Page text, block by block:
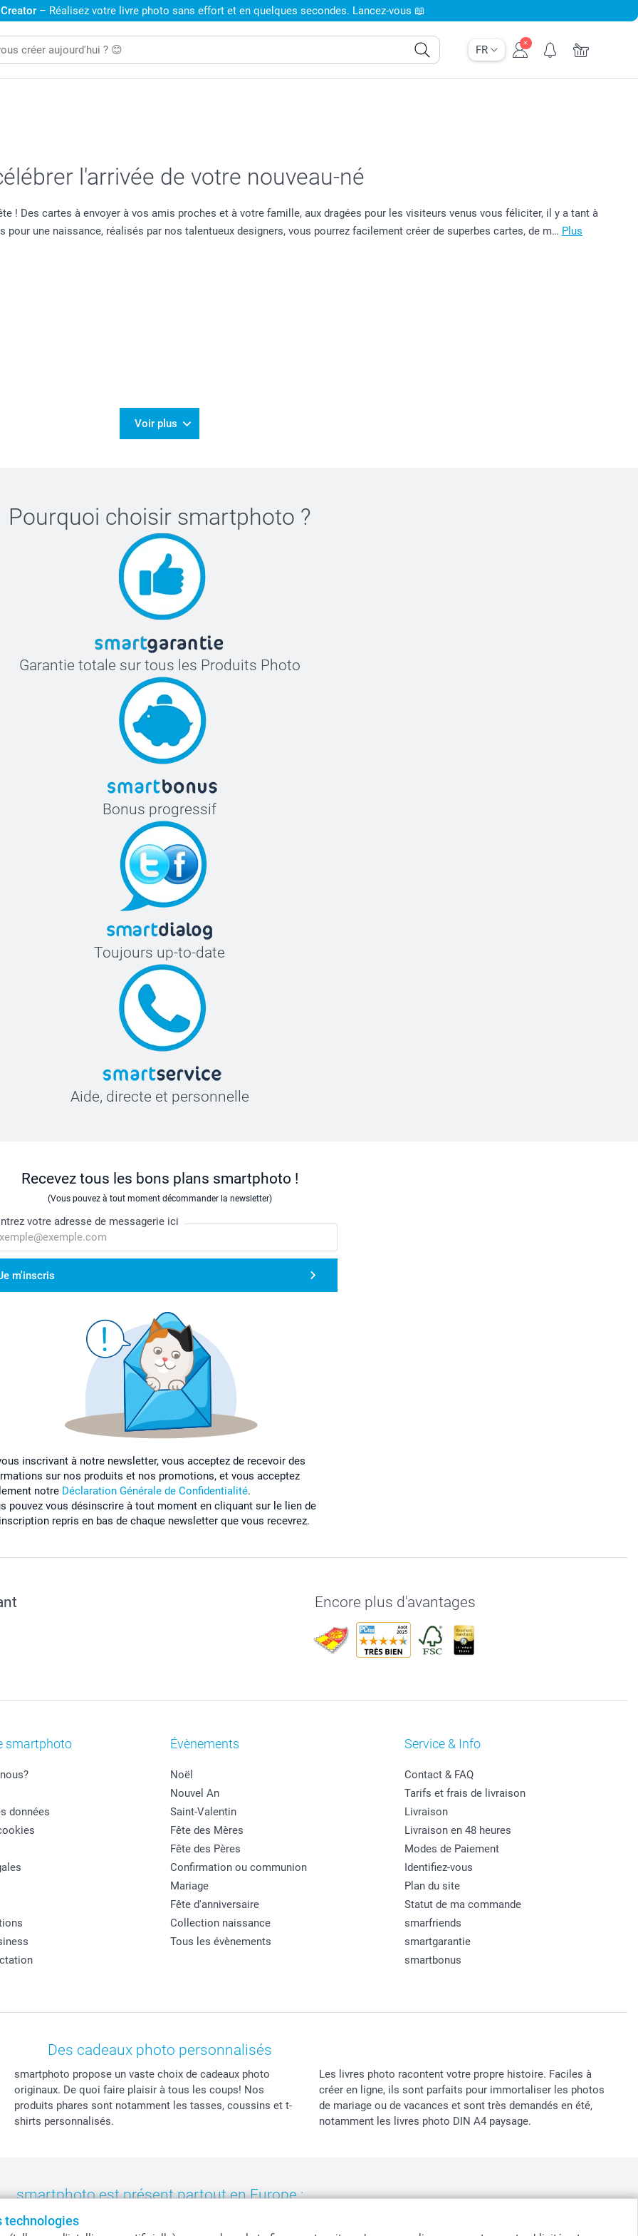
technologies
FR
– Réalisez votre livre photo sans effort et en quelques secondes. Lancez-vous 📖
l'arrivée de votre nouveau-né
! Des cartes à envoyer à vos amis proches et à votre famille, aux dragées pour les visiteurs venus vous féliciter, il y a tant à
une naissance, réalisés par nos talentueux designers, vous pourrez facilement créer de superbes cartes, de m… Plus
Voir plus
Pourquoi choisir smartphoto ?
Garantie totale sur tous les Produits Photo
Bonus progressif
Toujours up-to-date
Aide, directe et personnelle
Recevez tous les bons plans smartphoto !
(Vous pouvez à tout moment décommander la newsletter)
votre adresse de messagerie ici
m'inscris
inscrivant à notre newsletter, vous acceptez de recevoir des
sur nos produits et nos promotions, et vous acceptez
notre Déclaration Générale de Confidentialité.
pouvez vous désinscrire à tout moment en cliquant sur le lien de
repris en bas de chaque newsletter que vous recevrez.
Encore plus d'avantages
smartphoto
données
Évènements
Noël
Nouvel An
Saint-Valentin
Fête des Mères
Fête des Pères
Confirmation ou communion
Mariage
Fête d'anniversaire
Collection naissance
Tous les évènements
Service & Info
Contact & FAQ
Tarifs et frais de livraison
Livraison
Livraison en 48 heures
Modes de Paiement
Identifiez-vous
Plan du site
Statut de ma commande
smarfriends
smartgarantie
smartbonus
Des cadeaux photo personnalisés
smartphoto propose un vaste choix de cadeaux photo
originaux. De quoi faire plaisir à tous les coups! Nos
produits phares sont notamment les tasses, coussins et t-
shirts personnalisés.
Les livres photo racontent votre propre histoire. Faciles à
créer en ligne, ils sont parfaits pour immortaliser les photos
de mariage ou de vacances et sont très demandés en été,
notamment les livres photo DIN A4 paysage.
smartphoto est présent partout en Europe :
- Nederland